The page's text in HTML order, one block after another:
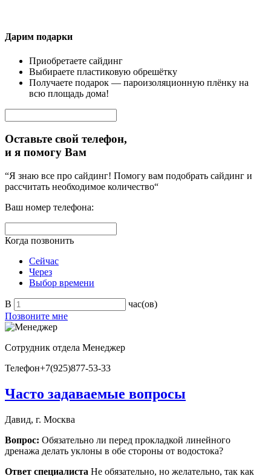
Дарим подарки
Приобретаете сайдинг
Выбираете пластиковую обрешётку
Получаете подарок — пароизоляционную плёнку на
всю площадь дома!
Оставьте свой телефон,
и я помогу Вам
“Я знаю все про сайдинг! Помогу вам подобрать сайдинг и
рассчитать необходимое количество“
Ваш номер телефона:
Когда позвонить
Сейчас
Через
Выбор времени
В
час(ов)
Позвоните мне
Сотрудник отдела Менеджер
Телефон+7(925)877-53-33
Часто задаваемые вопросы
Давид, г. Москва
Вопрос: Обязательно ли перед прокладкой линейного
дренажа делать уклоны в обе стороны от водостока?
Ответ специалиста Не обязательно, но желательно, так как